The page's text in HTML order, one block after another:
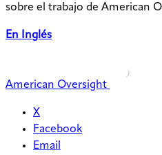
sobre el trabajo de American
En Inglés
American Oversight
X
Facebook
Email